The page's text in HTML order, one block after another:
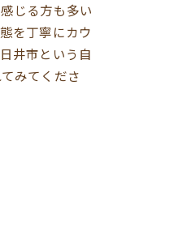
じる方も多い
を丁寧にカウ
井市という自
みてくださ